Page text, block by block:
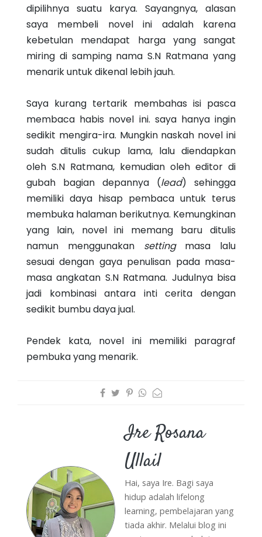
dipilihnya suatu karya. Sayangnya, alasan
saya membeli novel ini adalah karena
kebetulan mendapat harga yang sangat
miring di samping nama S.N Ratmana yang
menarik untuk dikenal lebih jauh.
Saya kurang tertarik membahas isi pasca
membaca habis novel ini. saya hanya ingin
sedikit mengira-ira. Mungkin naskah novel ini
sudah ditulis cukup lama, lalu diendapkan
oleh S.N Ratmana, kemudian oleh editor di
gubah bagian depannya (lead) sehingga
memiliki daya hisap pembaca untuk terus
membuka halaman berikutnya. Kemungkinan
yang lain, novel ini memang baru ditulis
namun menggunakan settingmasa lalu
sesuai dengan gaya penulisan pada masa-
masa angkatan S.N Ratmana. Judulnya bisa
jadi kombinasi antara inti cerita dengan
sedikit bumbu daya jual.
Pendek kata, novel ini memiliki paragraf
pembuka yang menarik.
Ire Rosana
Ullail
Hai, saya Ire. Bagi saya
hidup adalah lifelong
learning, pembelajaran yang
tiada akhir. Melalui blog ini